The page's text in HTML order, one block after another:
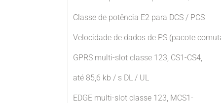
Classe de potência E2 para DCS / PCS
Velocidade de dados de PS (pacote
GPRS multi-slot classe 123, CS1-CS4,
até 85,6 kb / s DL / UL
EDGE multi-slot classe 123, MCS1-